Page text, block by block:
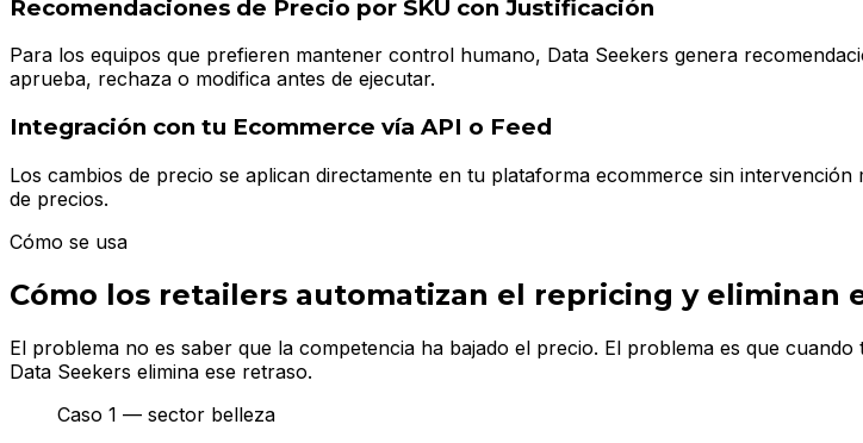
Recomendaciones de Precio por SKU con Justificación
Para los equipos que prefieren mantener control humano, Data Seekers genera
aprueba, rechaza o modifica antes de ejecutar.
Integración con tu Ecommerce vía API o Feed
Los cambios de precio se aplican directamente en tu plataforma ecommerce sin
de precios.
Cómo se usa
Cómo los retailers automatizan el repricing y eliminan
El problema no es saber que la competencia ha bajado el precio. El problema es que
Data Seekers elimina ese retraso.
Caso 1 — sector belleza